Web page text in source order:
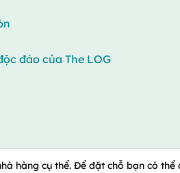
đáo của The LOG
hàng cụ thể. Để đặt chỗ bạn có